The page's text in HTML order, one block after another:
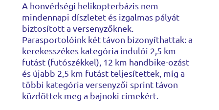
A honvédségi helikopterbázis nem
mindennapi díszletet és izgalmas pályát
biztosított a versenyzőknek.
Parasportolóink két távon bizonyíthattak: a
kerekesszékes kategória indulói 2,5 km
futást (futószékkel), 12 km handbike-ozást
és újabb 2,5 km futást teljesítettek, míg a
többi kategória versenyzői sprint távon
küzdöttek meg a bajnoki címekért.